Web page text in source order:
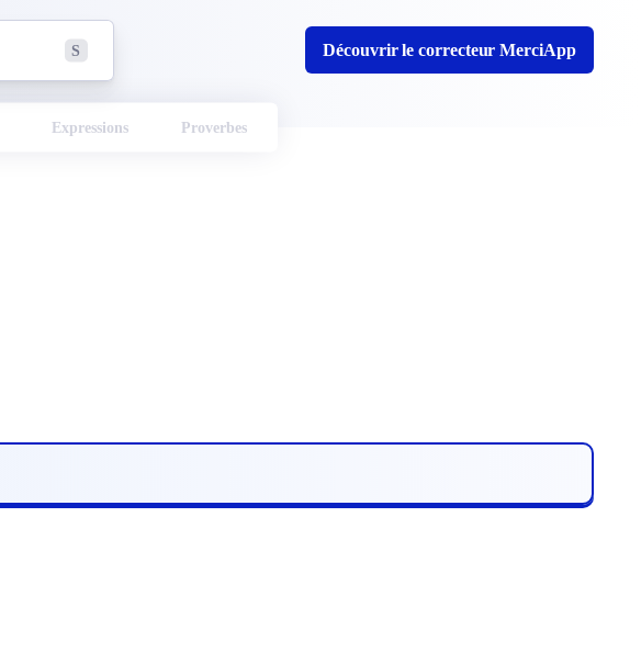
S Découvrir le correcteur MerciApp
Expressions Proverbes